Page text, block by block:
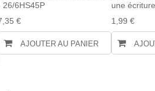
26/6HS45P
€
AJOUTER AU PANIER
une
1,99 €